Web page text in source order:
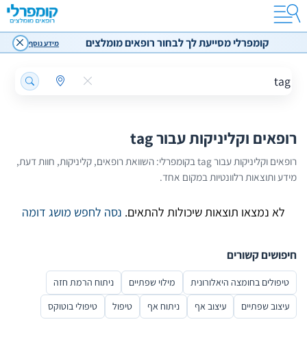
קומפרלי מסייעת לך לבחור רופאים מומלצים מידע נוסף
הזרקת שומן
הרמת גבות
הלבנת שיניים
עיצוב טבור
טיפול בהזעת יתר
חוות דעת על רופאים מומלצים
הוספת חוות דעת
רופאים וקליניקות עבור tag
רופאים וקליניקות עבור tag בקומפרלי: השוואת רופאים, קליניקות, חוות דעת,
מידע ותוצאות רלוונטיות במקום אחד.
לא נמצאו תוצאות שיכולות להתאים. נסה לחפש מושג דומה
חיפושים קשורים
טיפולים בחומצה היאלורונית מילוי שפתיים
ניתוח הרמת חזה
עיצוב שפתיים
עיצוב אף ניתוח אף טיפול טיפולי בוטוקס